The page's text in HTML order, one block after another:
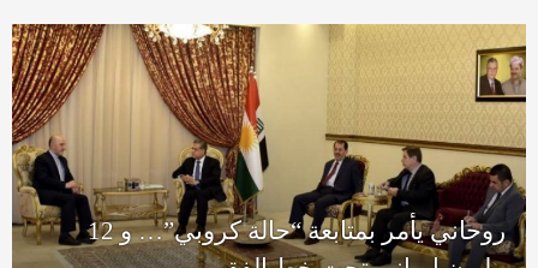
روحاني يأمر بمتابعة “حالة كروبي”… و 12